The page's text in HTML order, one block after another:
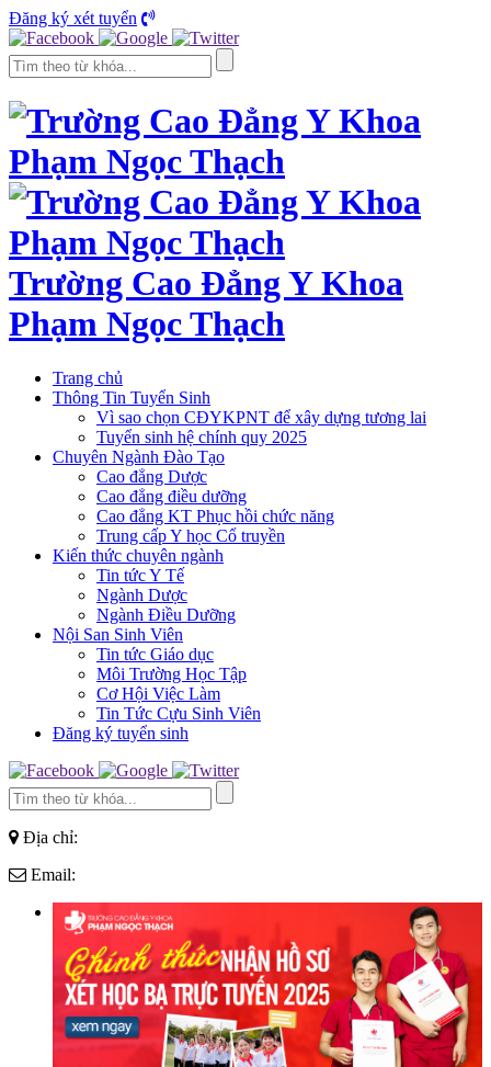
Đăng ký xét tuyển
Trường Cao Đẳng Y Khoa
Phạm Ngọc Thạch
Trang chủ
Thông Tin Tuyển Sinh
Vì sao chọn CĐYKPNT để xây dựng tương lai
Tuyển sinh hệ chính quy 2025
Chuyên Ngành Đào Tạo
Cao đẳng Dược
Cao đẳng điều dưỡng
Cao đẳng KT Phục hồi chức năng
Trung cấp Y học Cổ truyền
Kiến thức chuyên ngành
Tin tức Y Tế
Ngành Dược
Ngành Điều Dưỡng
Nội San Sinh Viên
Tin tức Giáo dục
Môi Trường Học Tập
Cơ Hội Việc Làm
Tin Tức Cựu Sinh Viên
Đăng ký tuyển sinh
Địa chỉ:
Email: